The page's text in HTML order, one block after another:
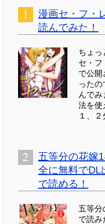
漫画セ・フ・
読んでみた！
ちょっ
セ・フ
で公開
ったの
んでみ
法を使
１、
五等分の花嫁
全に無料でDL
で読める！
五等分
で読み